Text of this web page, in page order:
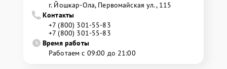
г. Йошкар-Ола, Первомайская ул., 115
Контакты
+7 (800) 301-55-83
+7 (800) 301-55-83
Время работы
Работаем с 09:00 до 21:00